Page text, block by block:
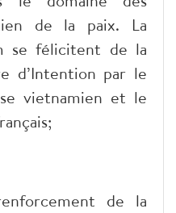
de la paix. La
se félicitent de la
d’Intention par le
vietnamien et le
de la